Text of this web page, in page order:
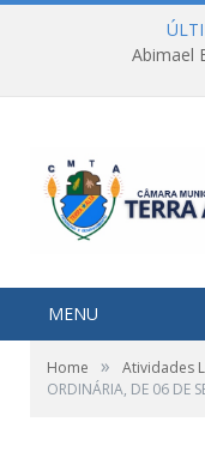
Abimael
MENU
Home » Atividades
ORDINÁRIA, DE 06 DE